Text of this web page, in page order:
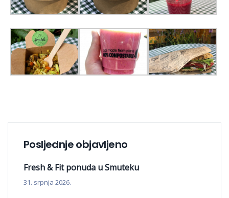
Posljednje objavljeno
Fresh & Fit ponuda u Smuteku
31. srpnja 2026.